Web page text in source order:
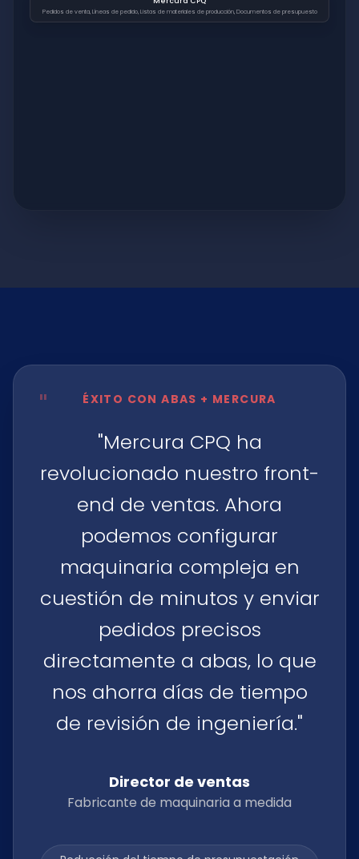
Pedidos de venta, Líneas de pedido, Listas de materiales de producción, Documentos de presupuesto
" ÉXITO CON ABAS + MERCURA
"Mercura CPQ ha
revolucionado nuestro front-
end de ventas. Ahora
podemos configurar
maquinaria compleja en
cuestión de minutos y enviar
pedidos precisos
directamente a abas, lo que
nos ahorra días de tiempo
de revisión de ingeniería."
Director de ventas
Fabricante de maquinaria a medida